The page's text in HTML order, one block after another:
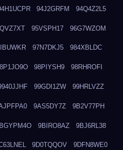
94J2GRFM 94Q4Z2L5
95VSPH17 96G7WZOM
97N7DKJ5 984XBLDC
98PIYSH9 98RHROFI
99GDI1ZW 99HRLVZZ
9AS5DY7Z 9B2V77PH
9BIRO8AZ 9BJ6RL38
9D0TQQOV 9DFN8WE0